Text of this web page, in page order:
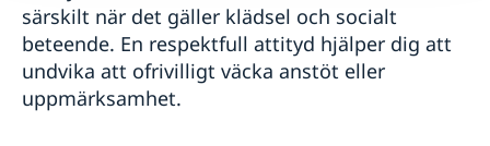
särskilt när det gäller klädsel och socialt
beteende. En respektfull attityd hjälper dig att
undvika att ofrivilligt väcka anstöt eller
uppmärksamhet.